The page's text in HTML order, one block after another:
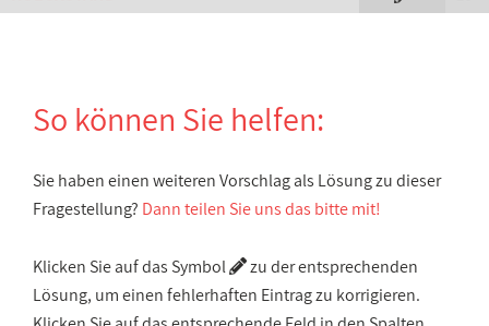
So können Sie helfen:
Sie haben einen weiteren Vorschlag als Lösung zu dieser
Fragestellung? Dann teilen Sie uns das bitte mit!
Klicken Sie auf das Symbol
zu der entsprechenden
Lösung, um einen fehlerhaften Eintrag zu korrigieren.